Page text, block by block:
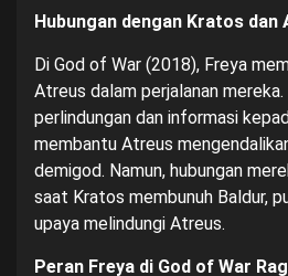
Hubungan dengan Kratos dan
Di God of War (2018), Freya
Atreus dalam perjalanan
perlindungan dan informasi
membantu Atreus
demigod. Namun, hubungan
saat Kratos membunuh Baldur,
upaya melindungi Atreus.
Peran Freya di God of War